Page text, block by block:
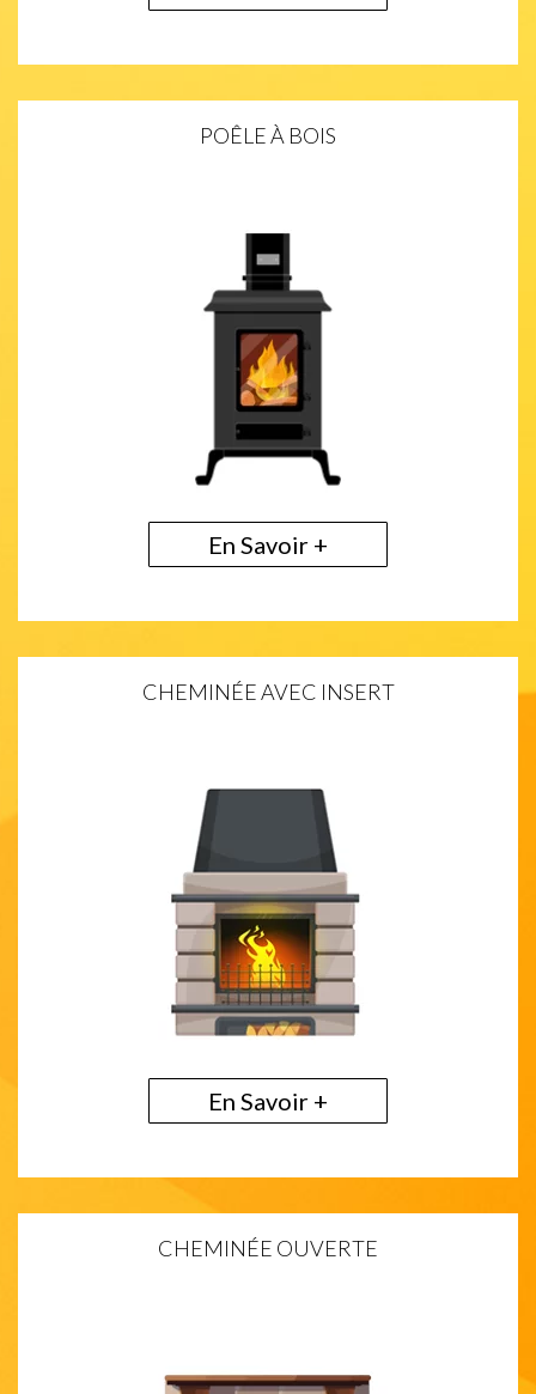
POÊLE À BOIS
En Savoir +
CHEMINÉE AVEC INSERT
En Savoir +
CHEMINÉE OUVERTE